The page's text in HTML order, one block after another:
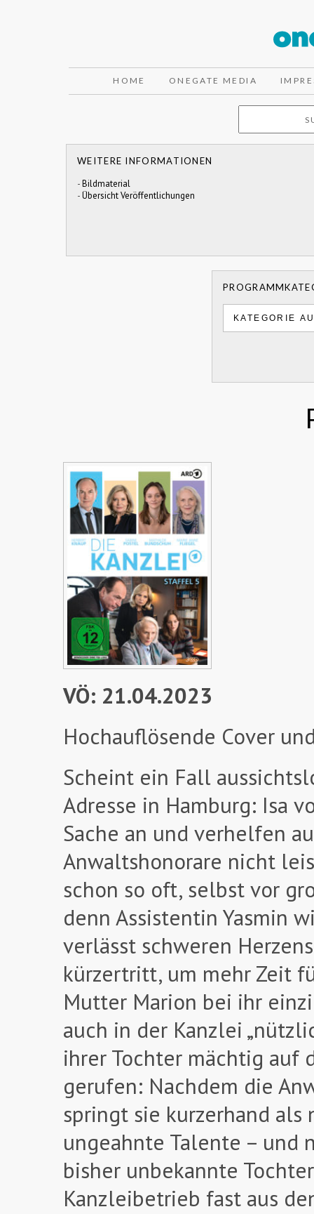
HOME ONEGATE MEDIA
WEITERE INFORMATIONEN
-Bildmaterial
-Übersicht Veröffentlichungen
VÖ: 21.04.2023
Hochauflösende Cover
Scheint ein Fall
Adresse in Hamburg: Isa
Sache an und verhelfen
Anwaltshonorare nicht
schon so oft, selbst vor
denn Assistentin Yasmin
verlässt schweren
kürzertritt, um mehr Zeit
Mutter Marion bei ihr
auch in der Kanzlei
ihrer Tochter mächtig auf
gerufen: Nachdem die
springt sie kurzerhand
ungeahnte Talente – und
bisher unbekannte
Kanzleibetrieb fast aus